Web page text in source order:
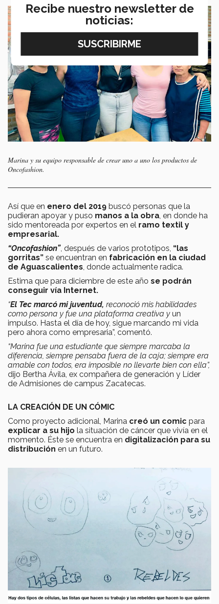
Marina y su equipo responsable de crear uno a uno los productos de
Oncofashion.
Así que en enero del 2019 buscó personas que la
pudieran apoyar y puso manos a la obra , en donde ha
sido mentoreada por expertos en el ramo textil y
empresarial.
“Oncofashion”, después de varios prototipos, “las
gorritas” se encuentran en fabricación en la ciudad
de Aguascalientes , donde actualmente radica.
Estima que para diciembre de este año se podrán
conseguir vía Internet.
“El Tec marcó mi juventud, reconoció mis habilidades
como persona y fue una plataforma creativa y un
impulso. Hasta el día de hoy, sigue marcando mi vida
pero ahora como empresaria”, comentó.
“Marina fue una estudiante que siempre marcaba la
diferencia, siempre pensaba fuera de la caja; siempre era
amable con todos, era imposible no llevarte bien con ella”,
dijo Bertha Ávila, ex compañera de generación y Líder
de Admisiones de campus Zacatecas.
LA CREACIÓN DE UN CÓMIC
Como proyecto adicional, Marina creó un comic para
explicar a su hijo la situación de cáncer que vivía en el
momento. Éste se encuentra en digitalización para su
distribución en un futuro.
Recibe nuestro newsletter de
noticias: